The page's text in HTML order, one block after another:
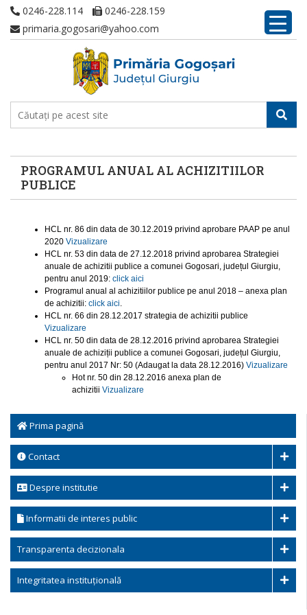
0246-228.114
0246-228.159
primaria.gogosari@yahoo.com
PROGRAMUL ANUAL AL ACHIZITIILOR
PUBLICE
Prima pagină
Contact
Despre institutie
Informatii de interes public
Transparenta decizionala
Integritatea instituțională
HCL nr. 86 din data de 30.12.2019 privind aprobare PAAP pe anul
2020 Vizualizare
HCL nr. 53 din data de 27.12.2018 privind aprobarea Strategiei
anuale de achizitii publice a comunei Gogosari, județul Giurgiu,
pentru anul 2019: click aici
Programul anual al achizitiilor publice pe anul 2018 – anexa plan
de achizitii: click aici.
HCL nr. 66 din 28.12.2017 strategia de achizitii publice
Vizualizare
HCL nr. 50 din data de 28.12.2016 privind aprobarea Strategiei
anuale de achiziții publice a comunei Gogosari, județul Giurgiu,
pentru anul 2017 Nr: 50 (Adaugat la data 28.12.2016) Vizualizare
Hot nr. 50 din 28.12.2016 anexa plan de
achizitii Vizualizare